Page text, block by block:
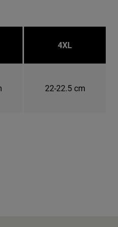
4XL
22-22.5 cm